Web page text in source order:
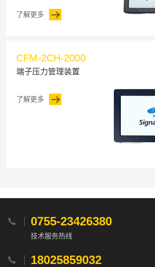
了解更多
CFM-2CH-2000
端子压力管理装置
了解更多
 0755-23426380
技术服务热线
 18025859032